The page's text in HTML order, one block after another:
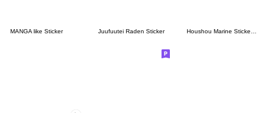
MANGA like Sticker Juufuutei Raden Sticker